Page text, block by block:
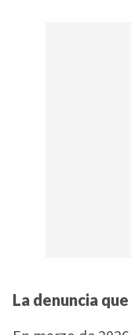
La denuncia